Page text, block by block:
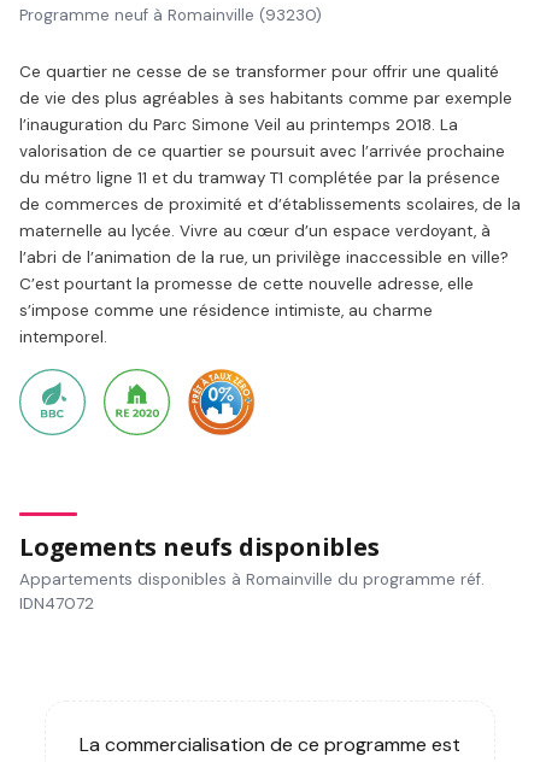
Programme neuf à Romainville (93230)
Ce quartier ne cesse de se transformer pour offrir une qualité
de vie des plus agréables à ses habitants comme par exemple
l’inauguration du Parc Simone Veil au printemps 2018. La
valorisation de ce quartier se poursuit avec l’arrivée prochaine
du métro ligne 11 et du tramway T1 complétée par la présence
de commerces de proximité et d’établissements scolaires, de la
maternelle au lycée. Vivre au cœur d’un espace verdoyant, à
l’abri de l’animation de la rue, un privilège inaccessible en ville?
C’est pourtant la promesse de cette nouvelle adresse, elle
s’impose comme une résidence intimiste, au charme
intemporel.
Logements neufs disponibles
Appartements disponibles à Romainville du programme réf.
IDN47072
La commercialisation de ce programme est